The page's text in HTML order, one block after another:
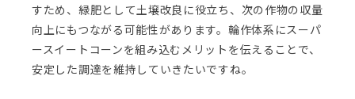
すため、緑肥として土壌改良に役立ち、次の作物の収量
向上にもつながる可能性があります。輪作体系にスーパ
ースイートコーンを組み込むメリットを伝えることで、
安定した調達を維持していきたいですね。